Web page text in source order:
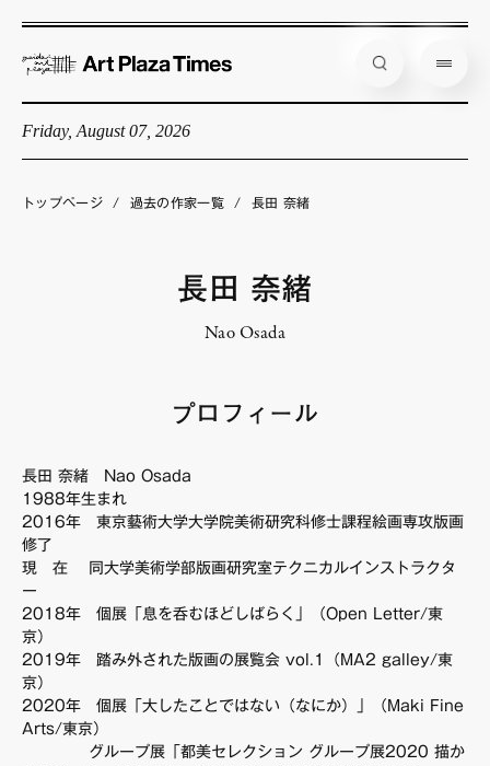
Friday, August 07, 2026
企画展情報
FAQ・お問い合わせ
トップページ / 過去の作家一覧 / 長田 奈緒
長田 奈緒
Nao Osada
プロフィール
長田 奈緒 Nao Osada
1988年生まれ
2016年 東京藝術大学大学院美術研究科修士課程絵画専攻版画
修了
現 在 同大学美術学部版画研究室テクニカルインストラクタ
ー
2018年 個展「息を呑むほどしばらく」（Open Letter/東
京）
2019年 踏み外された版画の展覧会 vol.1（MA2 galley/東
京）
2020年 個展「大したことではない（なにか）」（Maki Fine
Arts/東京）
グループ展「都美セレクション グループ展2020 描か